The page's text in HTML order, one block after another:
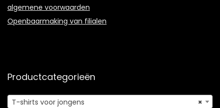
algemene voorwaarden
Openbaarmaking van filialen
Productcategorieën
×
T-shirts voor jongens